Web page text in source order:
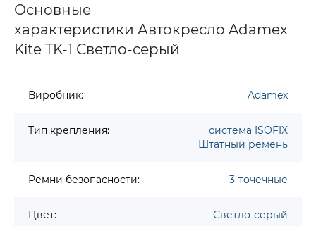
Основные
характеристики Автокресло Adamex
Kite TK-1 Светло-серый
Виробник: Adamex
Тип крепления:
система ISOFIX
Штатный ремень
Ремни безопасности: 3-точечные
Цвет: Светло-серый